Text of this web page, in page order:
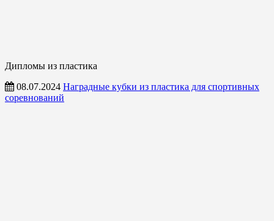
Дипломы из пластика
08.07.2024 Наградные кубки из пластика для спортивных
соревнований